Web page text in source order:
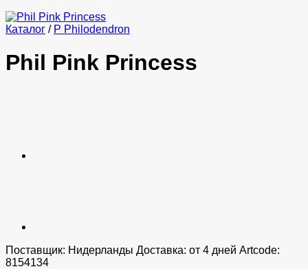
Каталог / P Philodendron
Phil Pink Princess
Поставщик: Нидерланды Доставка: от 4 дней Artcode:
8154134